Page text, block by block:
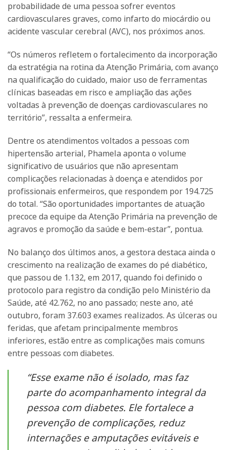
probabilidade de uma pessoa sofrer eventos
cardiovasculares graves, como infarto do miocárdio ou
acidente vascular cerebral (AVC), nos próximos anos.
“Os números refletem o fortalecimento da incorporação
da estratégia na rotina da Atenção Primária, com avanço
na qualificação do cuidado, maior uso de ferramentas
clínicas baseadas em risco e ampliação das ações
voltadas à prevenção de doenças cardiovasculares no
território”, ressalta a enfermeira.
Dentre os atendimentos voltados a pessoas com
hipertensão arterial, Phamela aponta o volume
significativo de usuários que não apresentam
complicações relacionadas à doença e atendidos por
profissionais enfermeiros, que respondem por 194.725
do total. “São oportunidades importantes de atuação
precoce da equipe da Atenção Primária na prevenção de
agravos e promoção da saúde e bem-estar”, pontua.
No balanço dos últimos anos, a gestora destaca ainda o
crescimento na realização de exames do pé diabético,
que passou de 1.132, em 2017, quando foi definido o
protocolo para registro da condição pelo Ministério da
Saúde, até 42.762, no ano passado; neste ano, até
outubro, foram 37.603 exames realizados. As úlceras ou
feridas, que afetam principalmente membros
inferiores, estão entre as complicações mais comuns
entre pessoas com diabetes.
“Esse exame não é isolado, mas faz
parte do acompanhamento integral da
pessoa com diabetes. Ele fortalece a
prevenção de complicações, reduz
internações e amputações evitáveis e